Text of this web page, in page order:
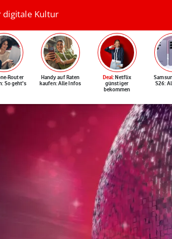
digitale Kultur
Router
So geht's
Handy auf Raten
kaufen: Alle Infos
Deal: Netflix
günstiger
bekommen
S26: